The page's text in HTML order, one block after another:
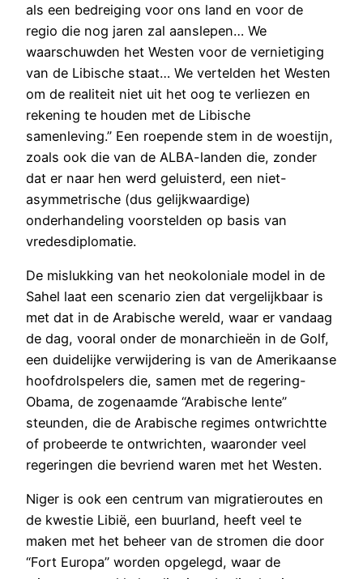
als een bedreiging voor ons land en voor de
regio die nog jaren zal aanslepen… We
waarschuwden het Westen voor de vernietiging
van de Libische staat… We vertelden het Westen
om de realiteit niet uit het oog te verliezen en
rekening te houden met de Libische
samenleving.” Een roepende stem in de woestijn,
zoals ook die van de ALBA-landen die, zonder
dat er naar hen werd geluisterd, een niet-
asymmetrische (dus gelijkwaardige)
onderhandeling voorstelden op basis van
vredesdiplomatie.
De mislukking van het neokoloniale model in de
Sahel laat een scenario zien dat vergelijkbaar is
met dat in de Arabische wereld, waar er vandaag
de dag, vooral onder de monarchieën in de Golf,
een duidelijke verwijdering is van de Amerikaanse
hoofdrolspelers die, samen met de regering-
Obama, de zogenaamde “Arabische lente”
steunden, die de Arabische regimes ontwrichtte
of probeerde te ontwrichten, waaronder veel
regeringen die bevriend waren met het Westen.
Niger is ook een centrum van migratieroutes en
de kwestie Libië, een buurland, heeft veel te
maken met het beheer van de stromen die door
“Fort Europa” worden opgelegd, waar de